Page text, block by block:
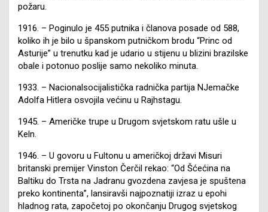
požaru.
1916. – Poginulo je 455 putnika i članova posade od 588,
koliko ih je bilo u španskom putničkom brodu “Princ od
Asturije” u trenutku kad je udario u stijenu u blizini brazilske
obale i potonuo poslije samo nekoliko minuta.
1933. – Nacionalsocijalistička radnička partija NJemačke
Adolfa Hitlera osvojila većinu u Rajhstagu.
1945. – Američke trupe u Drugom svjetskom ratu ušle u
Keln.
1946. – U govoru u Fultonu u američkoj državi Misuri
britanski premijer Vinston Čerčil rekao: “Od Šćećina na
Baltiku do Trsta na Jadranu gvozdena zavjesa je spuštena
preko kontinenta”, lansiravši najpoznatiji izraz u epohi
hladnog rata, započetoj po okončanju Drugog svjetskog